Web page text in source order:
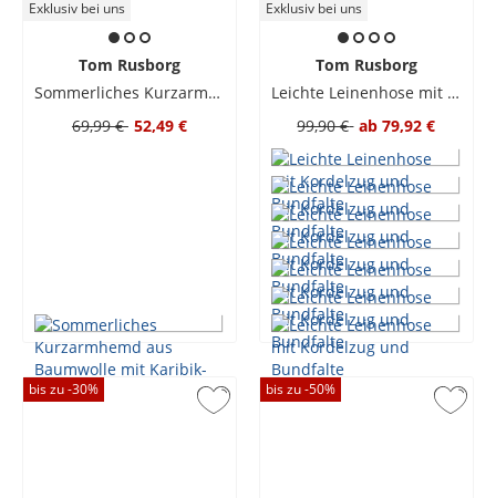
Exklusiv bei uns
Tom Rusborg
Sommerliches Kurzarmhemd aus Baumwolle mit Karibik-Motiven
69,99 € 52,49 €
Exklusiv bei uns
Tom Rusborg
Leichte Leinenhose mit Kordelzug und Bundfalte
99,90 € ab 79,92 €
bis zu -30% bis zu -50%